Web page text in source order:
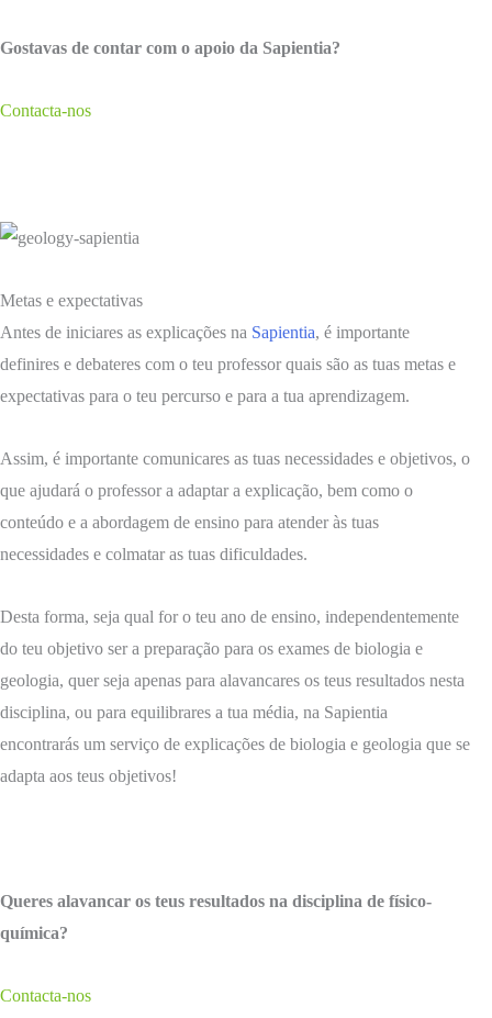
Gostavas de contar com o apoio da Sapientia?
Contacta-nos
Metas e expectativas
Antes de iniciares as explicações na Sapientia, é importante
definires e debateres com o teu professor quais são as tuas metas e
expectativas para o teu percurso e para a tua aprendizagem.
Assim, é importante comunicares as tuas necessidades e objetivos, o
que ajudará o professor a adaptar a explicação, bem como o
conteúdo e a abordagem de ensino para atender às tuas
necessidades e colmatar as tuas dificuldades.
Desta forma, seja qual for o teu ano de ensino, independentemente
do teu objetivo ser a preparação para os exames de biologia e
geologia, quer seja apenas para alavancares os teus resultados nesta
disciplina, ou para equilibrares a tua média, na Sapientia
encontrarás um serviço de explicações de biologia e geologia que se
adapta aos teus objetivos!
Queres alavancar os teus resultados na disciplina de físico-
química?
Contacta-nos